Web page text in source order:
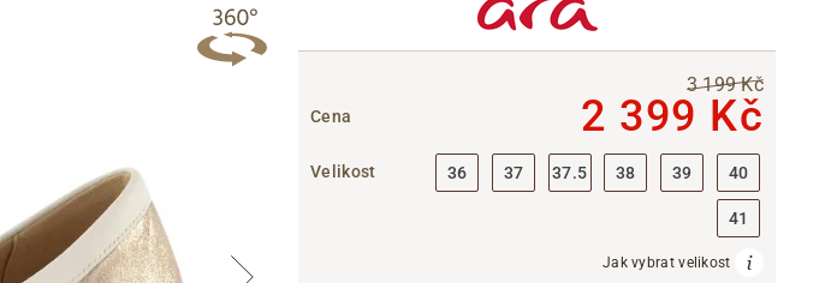
Přes Google
Cena
3 199 Kč
2 399 Kč
Velikost 36 37 37.5 38 39 40
41
Jak vybrat velikost